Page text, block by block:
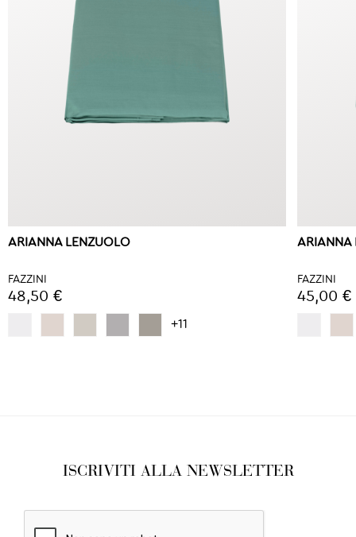
ARIANNA LENZUOLO
FAZZINI
48,50 €
+11
ARIANNA
FAZZINI
45,00 €
ISCRIVITI ALLA NEWSLETTER